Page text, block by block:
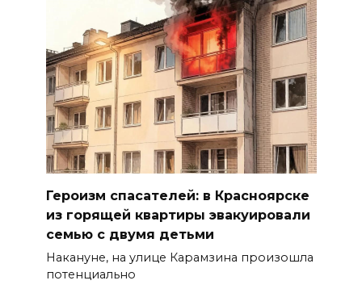
Героизм спасателей: в Красноярске
из горящей квартиры эвакуировали
семью с двумя детьми
Накануне, на улице Карамзина произошла
потенциально